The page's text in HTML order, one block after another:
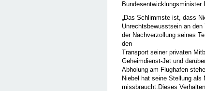
„Das Schlimmste ist, dass
Unrechtsbewusstsein an
der Nachverzollung seines
den
Transport seiner privaten
Geheimdienst-Jet und
Abholung am Flughafen
Niebel hat seine Stellung als
missbraucht.Dieses